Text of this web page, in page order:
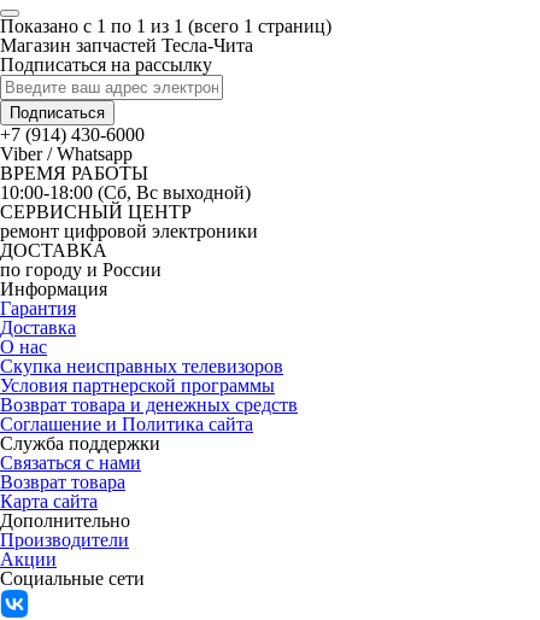
Показано с 1 по 1 из 1 (всего 1 страниц)
Магазин запчастей Тесла-Чита
Подписаться на рассылку
Подписаться
+7 (914) 430-6000
Viber / Whatsapp
ВРЕМЯ РАБОТЫ
10:00-18:00 (Сб, Вс выходной)
СЕРВИСНЫЙ ЦЕНТР
ремонт цифровой электроники
ДОСТАВКА
по городу и России
Информация
Гарантия
Доставка
О нас
Скупка неисправных телевизоров
Условия партнерской программы
Возврат товара и денежных средств
Соглашение и Политика сайта
Служба поддержки
Связаться с нами
Возврат товара
Карта сайта
Дополнительно
Производители
Акции
Социальные сети